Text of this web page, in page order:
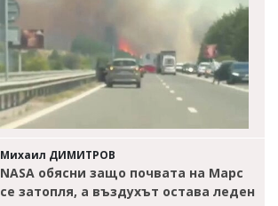
Михаил ДИМИТРОВ
NASA обясни защо почвата на Марс
се затопля, а въздухът остава леден